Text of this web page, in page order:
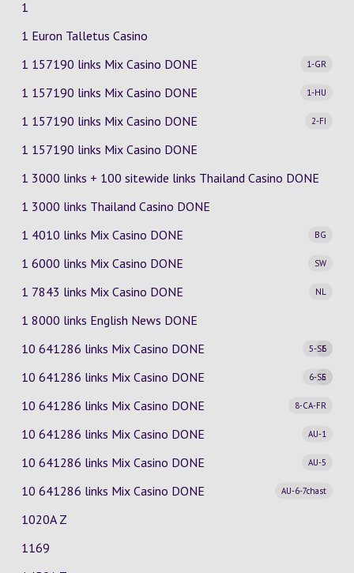
1
1 Euron Talletus Casino
1 157190 links Mix Casino
1-GR
DONE
1 157190 links Mix Casino
1-HU
DONE
1 157190 links Mix Casino
2-FI
DONE
1 157190 links Mix Casino DONE
1 3000 links + 100 sitewide links Thailand Casino DONE
1 3000 links Thailand Casino DONE
1 4010 links Mix Casino
BG
DONE
1 6000 links Mix Casino
SW
DONE
1 7843 links Mix Casino
NL
DONE
1 8000 links English News DONE
10 641286 links Mix Casino
5-SE
6
DONE
10 641286 links Mix Casino
6-SE
5
DONE
10 641286 links Mix Casino
8-CA-FR
DONE
10 641286 links Mix Casino
AU-1
DONE
10 641286 links Mix Casino
AU-5
DONE
10 641286 links Mix Casino
AU-6-7chast
DONE
1020A Z
1169